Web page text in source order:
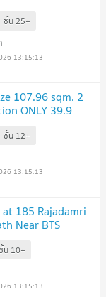
ชั้น25+
13:15:13
107.96 sqm. 2
ONLY 39.9
ชั้น 12+
13:15:13
185 Rajadamri
Near BTS
น 10+
13:15:13